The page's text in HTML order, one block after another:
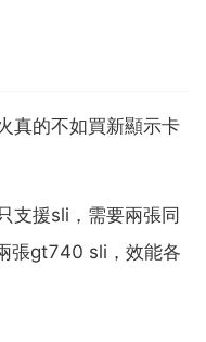
真的不如買新顯示卡
支援sli，需要兩張同
張gt740 sli，效能各